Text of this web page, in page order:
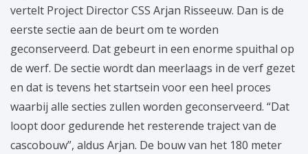
vertelt Project Director CSS Arjan Risseeuw. Dan is de
eerste sectie aan de beurt om te worden
geconserveerd. Dat gebeurt in een enorme spuithal op
de werf. De sectie wordt dan meerlaags in de verf gezet
en dat is tevens het startsein voor een heel proces
waarbij alle secties zullen worden geconserveerd. “Dat
loopt door gedurende het resterende traject van de
cascobouw”, aldus Arjan. De bouw van het 180 meter